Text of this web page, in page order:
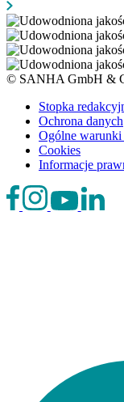
© SANHA GmbH &
Stopka
Ochrona danych
Ogólne warunki
Cookies
Informacje